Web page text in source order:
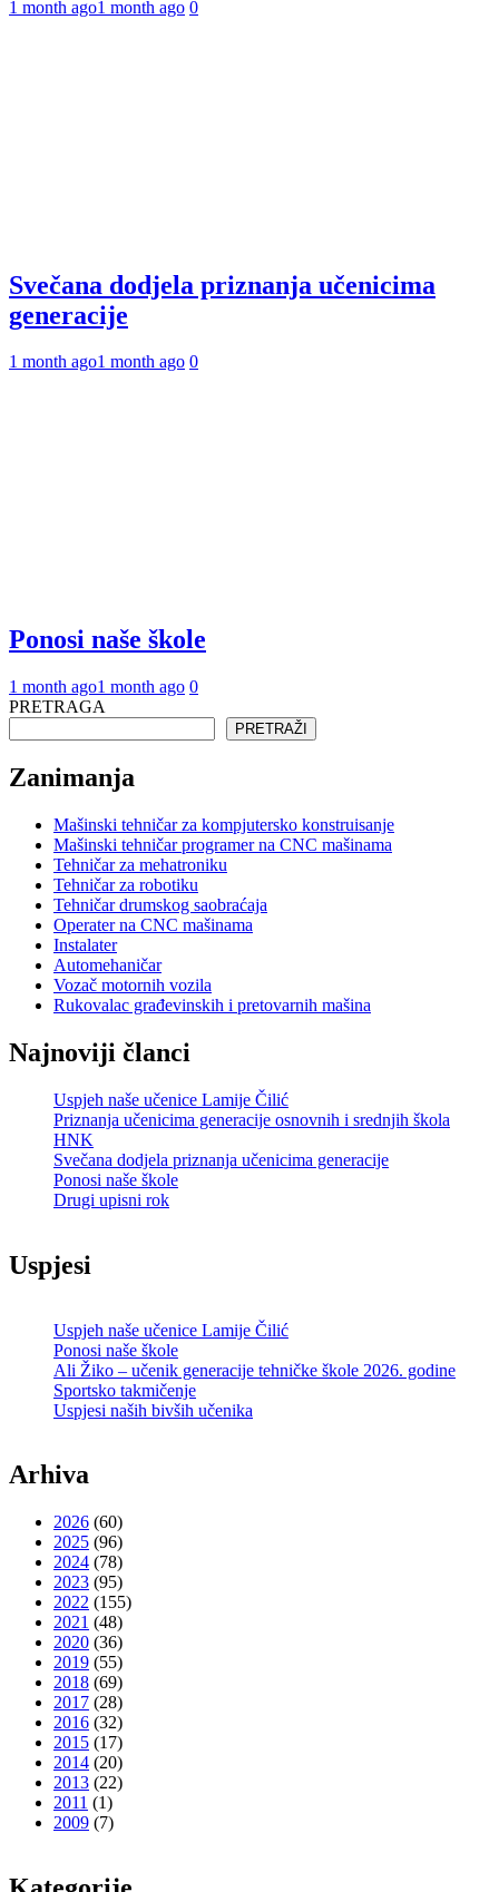
1 month ago1 month ago 0
Svečana dodjela priznanja učenicima
generacije
1 month ago1 month ago 0
Ponosi naše škole
1 month ago1 month ago 0
PRETRAGA
PRETRAŽI
Zanimanja
Mašinski tehničar za kompjutersko konstruisanje
Mašinski tehničar programer na CNC mašinama
Tehničar za mehatroniku
Tehničar za robotiku
Tehničar drumskog saobraćaja
Operater na CNC mašinama
Instalater
Automehaničar
Vozač motornih vozila
Rukovalac građevinskih i pretovarnih mašina
Najnoviji članci
Uspjeh naše učenice Lamije Čilić
Priznanja učenicima generacije osnovnih i srednjih škola
HNK
Svečana dodjela priznanja učenicima generacije
Ponosi naše škole
Drugi upisni rok
Uspjesi
Uspjeh naše učenice Lamije Čilić
Ponosi naše škole
Ali Žiko – učenik generacije tehničke škole 2026. godine
Sportsko takmičenje
Uspjesi naših bivših učenika
Arhiva
2026 (60)
2025 (96)
2024 (78)
2023 (95)
2022 (155)
2021 (48)
2020 (36)
2019 (55)
2018 (69)
2017 (28)
2016 (32)
2015 (17)
2014 (20)
2013 (22)
2011 (1)
2009 (7)